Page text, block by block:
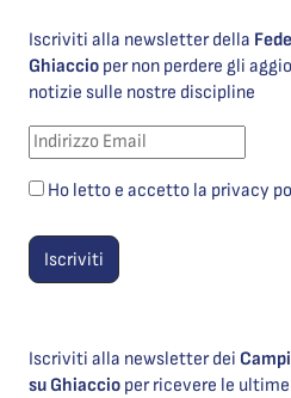
Iscriviti alla newsletter della
Ghiaccio per non perdere gli
notizie sulle nostre discipline
Ho letto e accetto la privacy
Iscriviti alla newsletter dei
su Ghiaccio per ricevere le